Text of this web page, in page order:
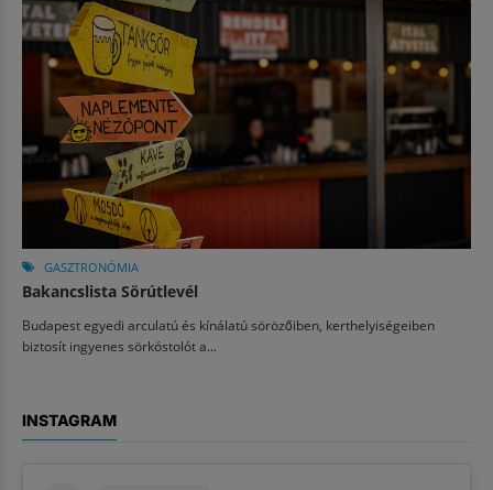
GASZTRONÓMIA
Bakancslista Sörútlevél
Budapest egyedi arculatú és kínálatú sörözőiben, kerthelyiségeiben
biztosít ingyenes sörkóstolót a...
INSTAGRAM